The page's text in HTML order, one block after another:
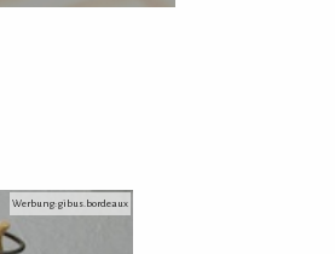
Werbung: gibus.bordeaux